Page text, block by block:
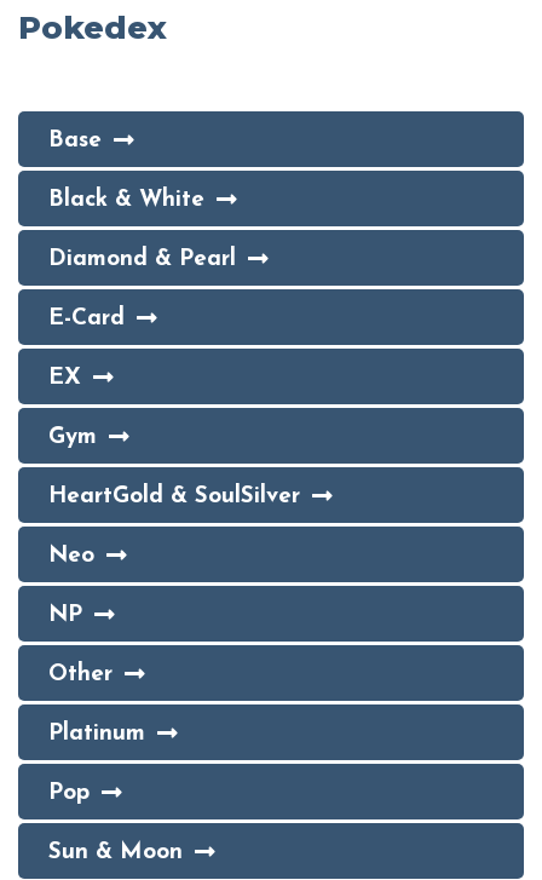
Pokedex
Base
Black & White
Diamond & Pearl
E-Card
EX
Gym
HeartGold & SoulSilver
Neo
NP
Other
Platinum
Pop
Sun & Moon